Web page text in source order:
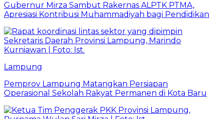
Gubernur Mirza Sambut Rakernas ALPTK PTMA,
Apresiasi Kontribusi Muhammadiyah bagi Pendidikan
Lampung
Pemprov Lampung Matangkan Persiapan
Operasional Sekolah Rakyat Permanen di Kota Baru